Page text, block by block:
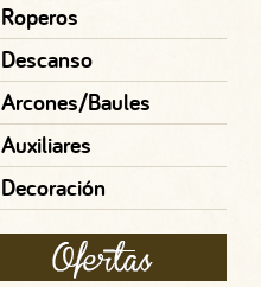
Roperos
Descanso
Arcones/Baules
Auxiliares
Decoración